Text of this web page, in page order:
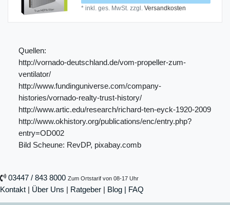
*inkl. ges. MwSt. zzgl.Versandkosten
Quellen:
http://vornado-deutschland.de/vom-propeller-zum-
ventilator/
http://www.fundinguniverse.com/company-
histories/vornado-realty-trust-history/
http://www.artic.edu/research/richard-ten-eyck-1920-2009
http://www.okhistory.org/publications/enc/entry.php?
entry=OD002
Bild Scheune: RevDP, pixabay.comb
03447 / 843 8000 Zum Ortstarif von 08-17 Uhr
Kontakt | Über Uns | Ratgeber | Blog | FAQ